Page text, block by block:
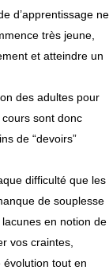
d’apprentissage ne
très jeune,
et atteindre un
des adultes pour
sont donc
de “devoirs”
difficulté que les
de souplesse
en notion de
vos craintes,
tout en